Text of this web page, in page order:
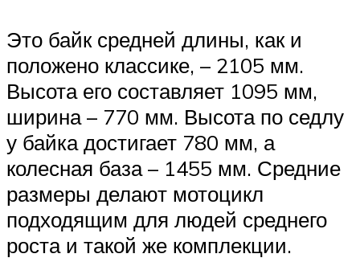
Это байк средней длины, как и
положено классике, – 2105 мм.
Высота его составляет 1095 мм,
ширина – 770 мм. Высота по седлу
у байка достигает 780 мм, а
колесная база – 1455 мм. Средние
размеры делают мотоцикл
подходящим для людей среднего
роста и такой же комплекции.